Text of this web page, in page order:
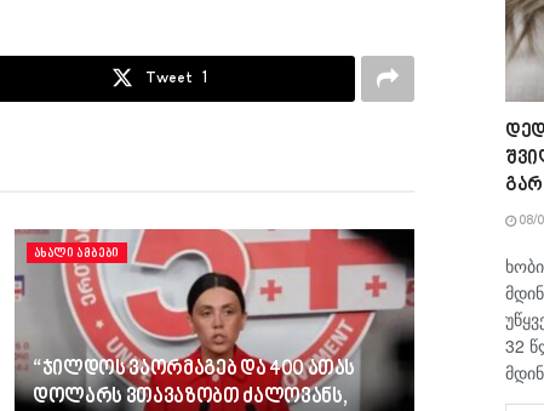
Tweet 1
ᲐᲮᲐᲚᲘ ᲐᲛᲑᲔᲑᲘ
“ჯილდოს ვაორმაგებ და 400 ათას
დოლარს ვთავაზობთ ძალოვანს,
08/
32